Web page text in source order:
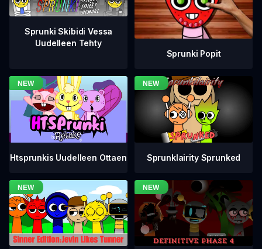
Sprunki Skibidi Vessa
Uudelleen Tehty
Sprunki Popit
Htsprunkis Uudelleen Ottaen Sprunklairity Sprunked